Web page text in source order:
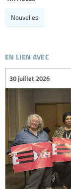
Nouvelles
en lien avec
30 juillet 2026